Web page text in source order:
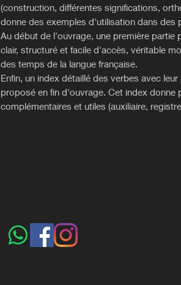
(construction, différentes significations,
donne des exemples d'utilisation dans des
Au début de l'ouvrage, une première partie
clair, structuré et facile d'accès, véritable
des temps de la langue française.
Enfin, un index détaillé des verbes avec
proposé en fin d'ouvrage. Cet index donne
complémentaires et utiles (auxiliaire,